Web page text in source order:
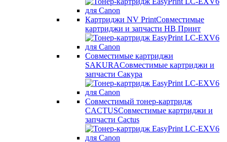
Картриджи NV PrintСовместимые
картриджи и запчасти НВ Принт
Совместимые картриджи
SAKURAСовместимые картриджи и
запчасти Сакура
Совместимый тонер-картридж
CACTUSСовместимые картриджи и
запчасти Cactus